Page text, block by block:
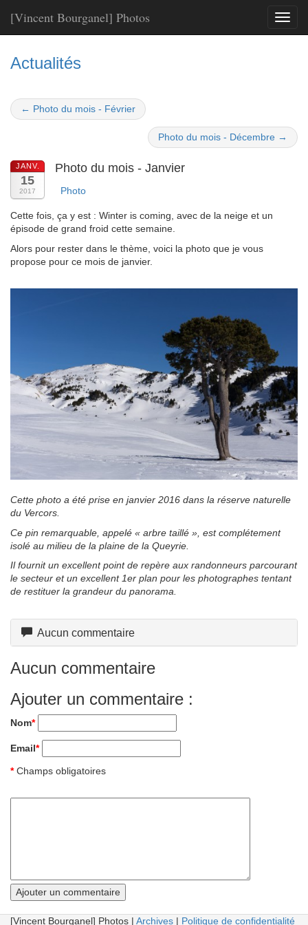
Toggle
[Vincent Bourganel] Photos
Actualités
← Photo du mois - Février
Photo du mois - Décembre →
JANV.
15
2017
Photo du mois - Janvier
Photo
Cette fois, ça y est : Winter is coming, avec de la neige et un
épisode de grand froid cette semaine.
Alors pour rester dans le thème, voici la photo que je vous
propose pour ce mois de janvier.
Cette photo a été prise en janvier 2016 dans la réserve naturelle
du Vercors.
Ce pin remarquable, appelé « arbre taillé », est complétement
isolé au milieu de la plaine de la Queyrie.
Il fournit un excellent point de repère aux randonneurs parcourant
le secteur et un excellent 1er plan pour les photographes tentant
de restituer la grandeur du panorama.
Aucun commentaire
Aucun commentaire
Ajouter un commentaire :
Nom*
Email*
*Champs obligatoires
[Vincent Bourganel] Photos | Archives | Politique de confidentialité